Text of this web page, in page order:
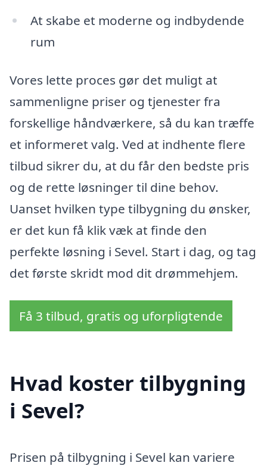
At skabe et moderne og indbydende
rum
Vores lette proces gør det muligt at
sammenligne priser og tjenester fra
forskellige håndværkere, så du kan træffe
et informeret valg. Ved at indhente flere
tilbud sikrer du, at du får den bedste pris
og de rette løsninger til dine behov.
Uanset hvilken type tilbygning du ønsker,
er det kun få klik væk at finde den
perfekte løsning i Sevel. Start i dag, og tag
det første skridt mod dit drømmehjem.
Få 3 tilbud, gratis og uforpligtende
Hvad koster tilbygning
i Sevel?
Prisen på tilbygning i Sevel kan variere